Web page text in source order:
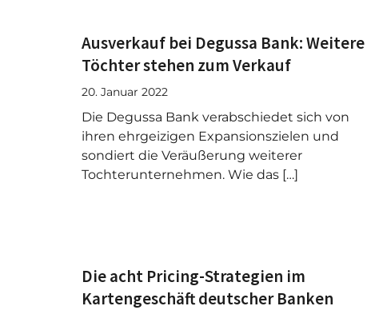
Ausverkauf bei Degussa Bank: Weitere
Töchter stehen zum Verkauf
20. Januar 2022
Die Degussa Bank verabschiedet sich von
ihren ehrgeizigen Expansionszielen und
sondiert die Veräußerung weiterer
Tochterunternehmen. Wie das […]
Die acht Pricing-Strategien im
Kartengeschäft deutscher Banken